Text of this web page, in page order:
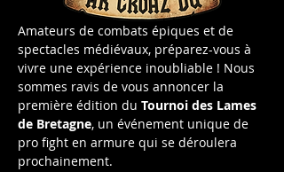
Amateurs de combats épiques et de
spectacles médiévaux, préparez-vous à
vivre une expérience inoubliable ! Nous
sommes ravis de vous annoncer la
première édition du Tournoi des Lames
de Bretagne, un événement unique de
pro fight en armure qui se déroulera
prochainement.